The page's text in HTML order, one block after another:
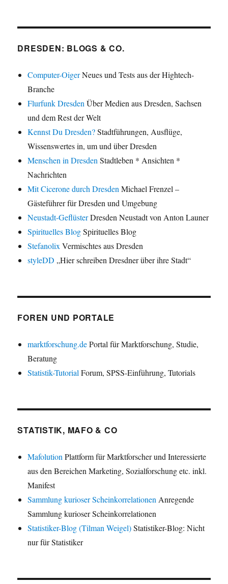
DRESDEN: BLOGS & CO.
Computer-OigerNeues und Tests aus der Hightech-
Branche
Flurfunk Dresden Über Medien aus Dresden, Sachsen
und dem Rest der Welt
Kennst Du Dresden?Stadtführungen, Ausflüge,
Wissenswertes in, um und über Dresden
Menschen in Dresden Stadtleben * Ansichten *
Nachrichten
Mit Cicerone durch Dresden Michael Frenzel –
Gästeführer für Dresden und Umgebung
Neustadt-GeflüsterDresden Neustadt von Anton Launer
Spirituelles BlogSpirituelles Blog
Stefanolix Vermischtes aus Dresden
styleDD „Hier schreiben Dresdner über ihre Stadt“
FOREN UND PORTALE
marktforschung.dePortal für Marktforschung, Studie,
Beratung
Statistik-Tutorial Forum, SPSS-Einführung, Tutorials
STATISTIK, MAFO & CO
Mafolution Plattform für Marktforscher und Interessierte
aus den Bereichen Marketing, Sozialforschung etc. inkl.
Manifest
Sammlung kurioser Scheinkorrelationen Anregende
Sammlung kurioser Scheinkorrelationen
Statistiker-Blog (Tilman Weigel)Statistiker-Blog: Nicht
nur für Statistiker